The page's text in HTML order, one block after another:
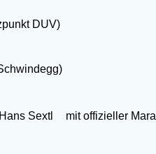
DUV)
Sextl mit offizieller